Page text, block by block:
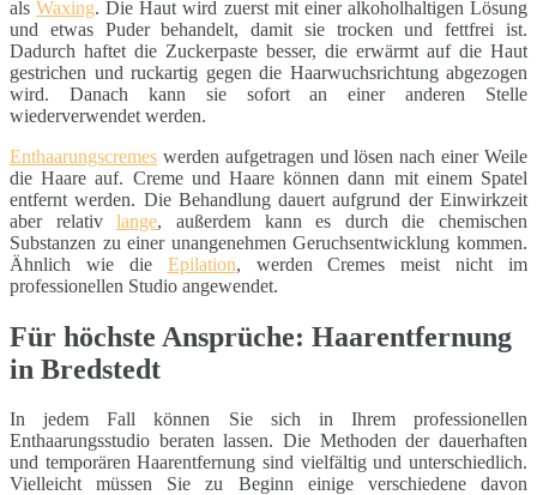
alsWaxing. Die Haut wird zuerst mit einer alkoholhaltigen Lösung
und etwas Puder behandelt, damit sie trocken und fettfrei ist.
Dadurch haftet die Zuckerpaste besser, die erwärmt auf die Haut
gestrichen und ruckartig gegen die Haarwuchsrichtung abgezogen
wird. Danach kann sie sofort an einer anderen Stelle
wiederverwendet werden.
Enthaarungscremes werden aufgetragen und lösen nach einer Weile
die Haare auf. Creme und Haare können dann mit einem Spatel
entfernt werden. Die Behandlung dauert aufgrund der Einwirkzeit
aber relativlange, außerdem kann es durch die chemischen
Substanzen zu einer unangenehmen Geruchsentwicklung kommen.
Ähnlich wie die Epilation, werden Cremes meist nicht im
professionellen Studio angewendet.
Für höchste Ansprüche: Haarentfernung
in Bredstedt
In jedem Fall können Sie sich in Ihrem professionellen
Enthaarungsstudio beraten lassen. Die Methoden der dauerhaften
und temporären Haarentfernung sind vielfältig und unterschiedlich.
Vielleicht müssen Sie zu Beginn einige verschiedene davon